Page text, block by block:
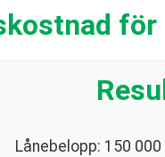
för
Lånebelopp: 150 000